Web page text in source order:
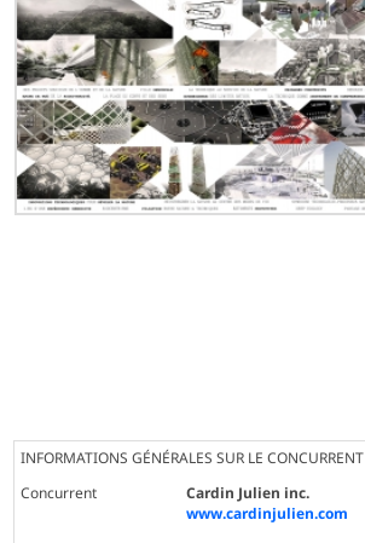
INFORMATIONS GÉNÉRALES SUR LE CONCURRENT
Concurrent
Cardin Julien inc.
www.cardinjulien.com